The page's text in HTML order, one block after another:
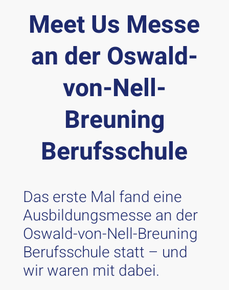
Meet Us Messe
an der Oswald-
von-Nell-
Breuning
Berufsschule
Das erste Mal fand eine
Ausbildungsmesse an der
Oswald-von-Nell-Breuning
Berufsschule statt – und
wir waren mit dabei.